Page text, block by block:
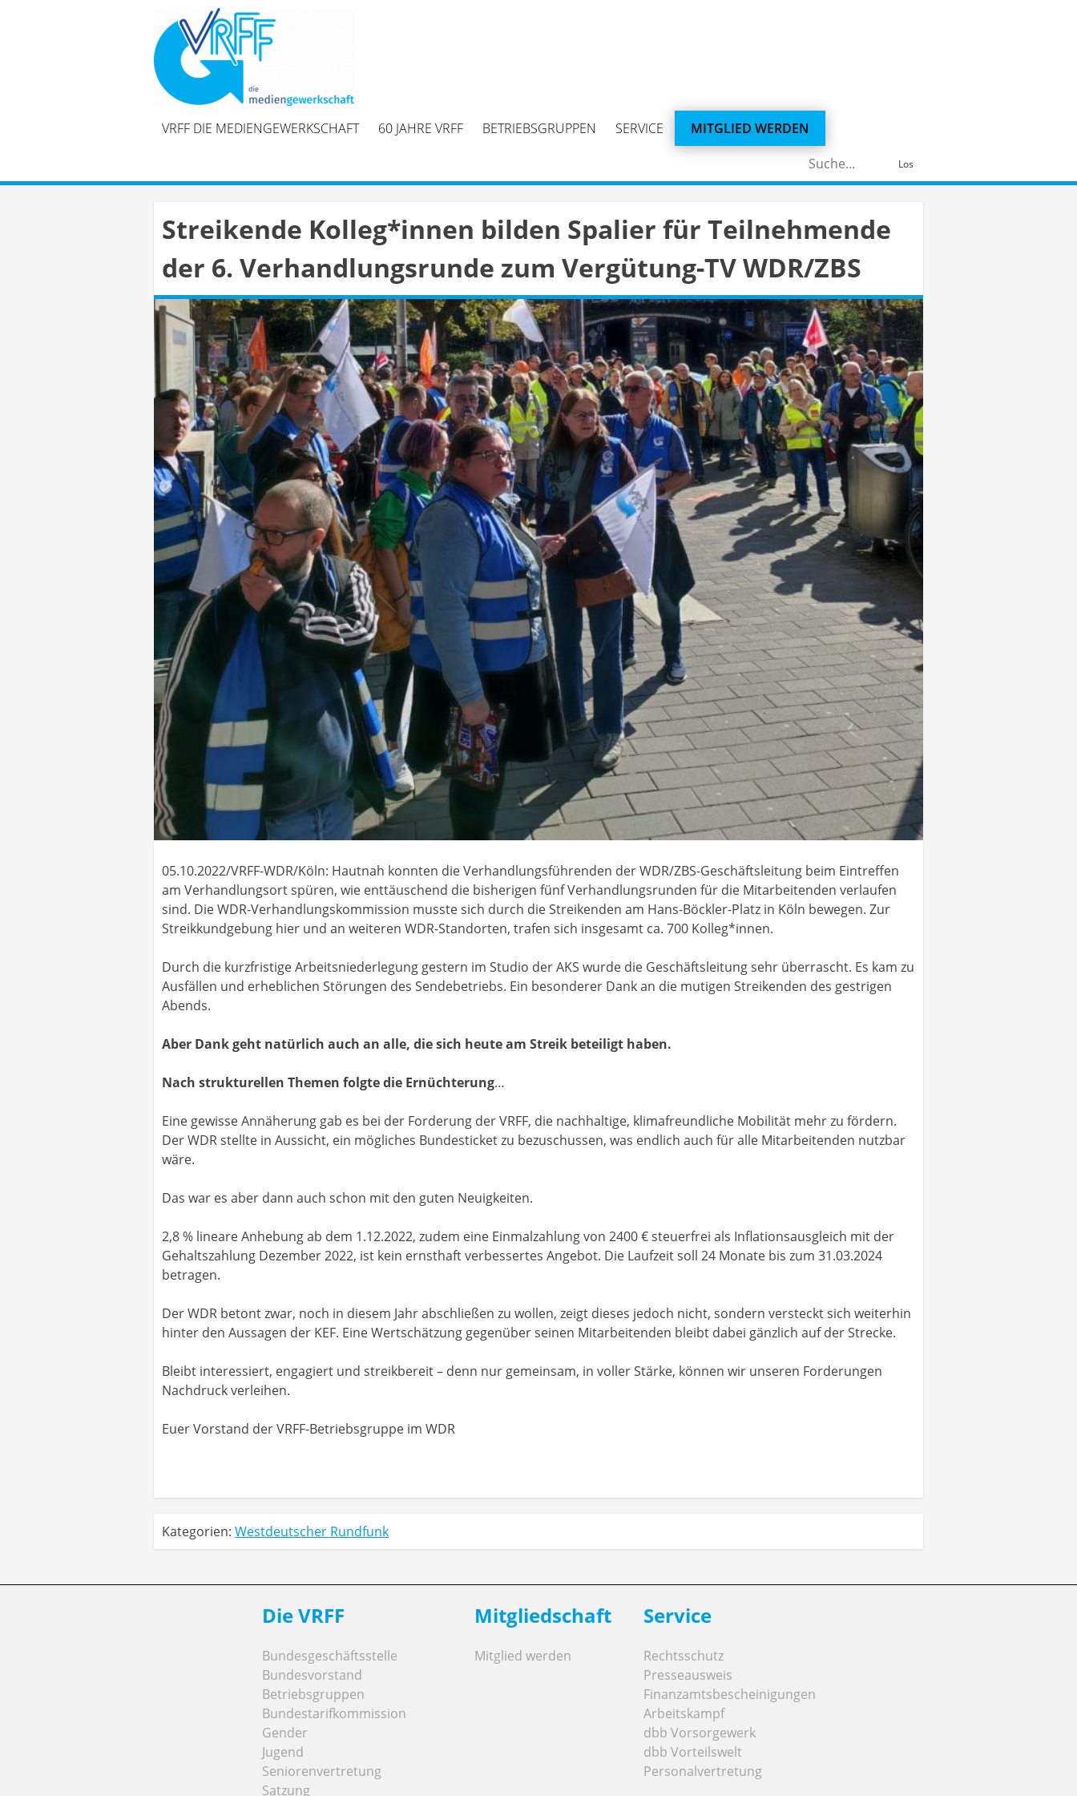
VRFF DIE MEDIENGEWERKSCHAFT 60 JAHRE VRFF BETRIEBSGRUPPEN SERVICE
MITGLIED WERDEN
Los
Streikende Kolleg*innen bilden Spalier für Teilnehmende
der 6. Verhandlungsrunde zum Vergütung-TV WDR/ZBS
05.10.2022/VRFF-WDR/Köln: Hautnah konnten die Verhandlungsführenden der WDR/ZBS-Geschäftsleitung beim Eintreffen
am Verhandlungsort spüren, wie enttäuschend die bisherigen fünf Verhandlungsrunden für die Mitarbeitenden verlaufen
sind. Die WDR-Verhandlungskommission musste sich durch die Streikenden am Hans-Böckler-Platz in Köln bewegen. Zur
Streikkundgebung hier und an weiteren WDR-Standorten, trafen sich insgesamt ca. 700 Kolleg*innen.
Durch die kurzfristige Arbeitsniederlegung gestern im Studio der AKS wurde die Geschäftsleitung sehr überrascht. Es kam zu
Ausfällen und erheblichen Störungen des Sendebetriebs. Ein besonderer Dank an die mutigen Streikenden des gestrigen
Abends.
Aber Dank geht natürlich auch an alle, die sich heute am Streik beteiligt haben.
Nach strukturellen Themen folgte die Ernüchterung…
Eine gewisse Annäherung gab es bei der Forderung der VRFF, die nachhaltige, klimafreundliche Mobilität mehr zu fördern.
Der WDR stellte in Aussicht, ein mögliches Bundesticket zu bezuschussen, was endlich auch für alle Mitarbeitenden nutzbar
wäre.
Das war es aber dann auch schon mit den guten Neuigkeiten.
2,8 % lineare Anhebung ab dem 1.12.2022, zudem eine Einmalzahlung von 2400 € steuerfrei als Inflationsausgleich mit der
Gehaltszahlung Dezember 2022, ist kein ernsthaft verbessertes Angebot. Die Laufzeit soll 24 Monate bis zum 31.03.2024
betragen.
Der WDR betont zwar, noch in diesem Jahr abschließen zu wollen, zeigt dieses jedoch nicht, sondern versteckt sich weiterhin
hinter den Aussagen der KEF. Eine Wertschätzung gegenüber seinen Mitarbeitenden bleibt dabei gänzlich auf der Strecke.
Bleibt interessiert, engagiert und streikbereit – denn nur gemeinsam, in voller Stärke, können wir unseren Forderungen
Nachdruck verleihen.
Euer Vorstand der VRFF-Betriebsgruppe im WDR
Kategorien: Westdeutscher Rundfunk
Die VRFF
Bundesgeschäftsstelle
Bundesvorstand
Betriebsgruppen
Bundestarifkommission
Gender
Jugend
Seniorenvertretung
Satzung
Mitgliedschaft
Mitglied werden
Service
Rechtsschutz
Presseausweis
Finanzamtsbescheinigungen
Arbeitskampf
dbb Vorsorgewerk
dbb Vorteilswelt
Personalvertretung